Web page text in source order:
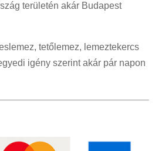
területén akár Budapest
tetőlemez, lemeztekercs
igény szerint akár pár napon